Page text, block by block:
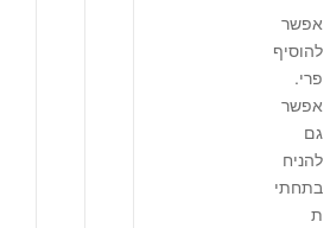
אפשר
להוסיף
פרי.
אפשר
גם
להניח
בתחתי
ת